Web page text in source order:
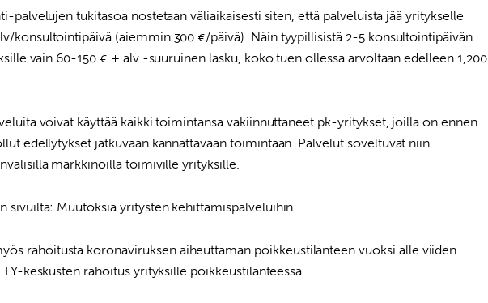
palvelujen tukitasoa nostetaan väliaikaisesti siten, että palveluista jää yritykselle
konsultointipäivä (aiemmin 300 €/päivä). Näin tyypillisistä 2-5 konsultointipäivän
vain 60-150 € + alv -suuruinen lasku, koko tuen ollessa arvoltaan edelleen 1,200
voivat käyttää kaikki toimintansa vakiinnuttaneet pk-yritykset, joilla on ennen
edellytykset jatkuvaan kannattavaan toimintaan. Palvelut soveltuvat niin
markkinoilla toimiville yrityksille.
sivuilta: Muutoksia yritysten kehittämispalveluihin
rahoitusta koronaviruksen aiheuttaman poikkeustilanteen vuoksi alle viiden
keskusten rahoitus yrityksille poikkeustilanteessa